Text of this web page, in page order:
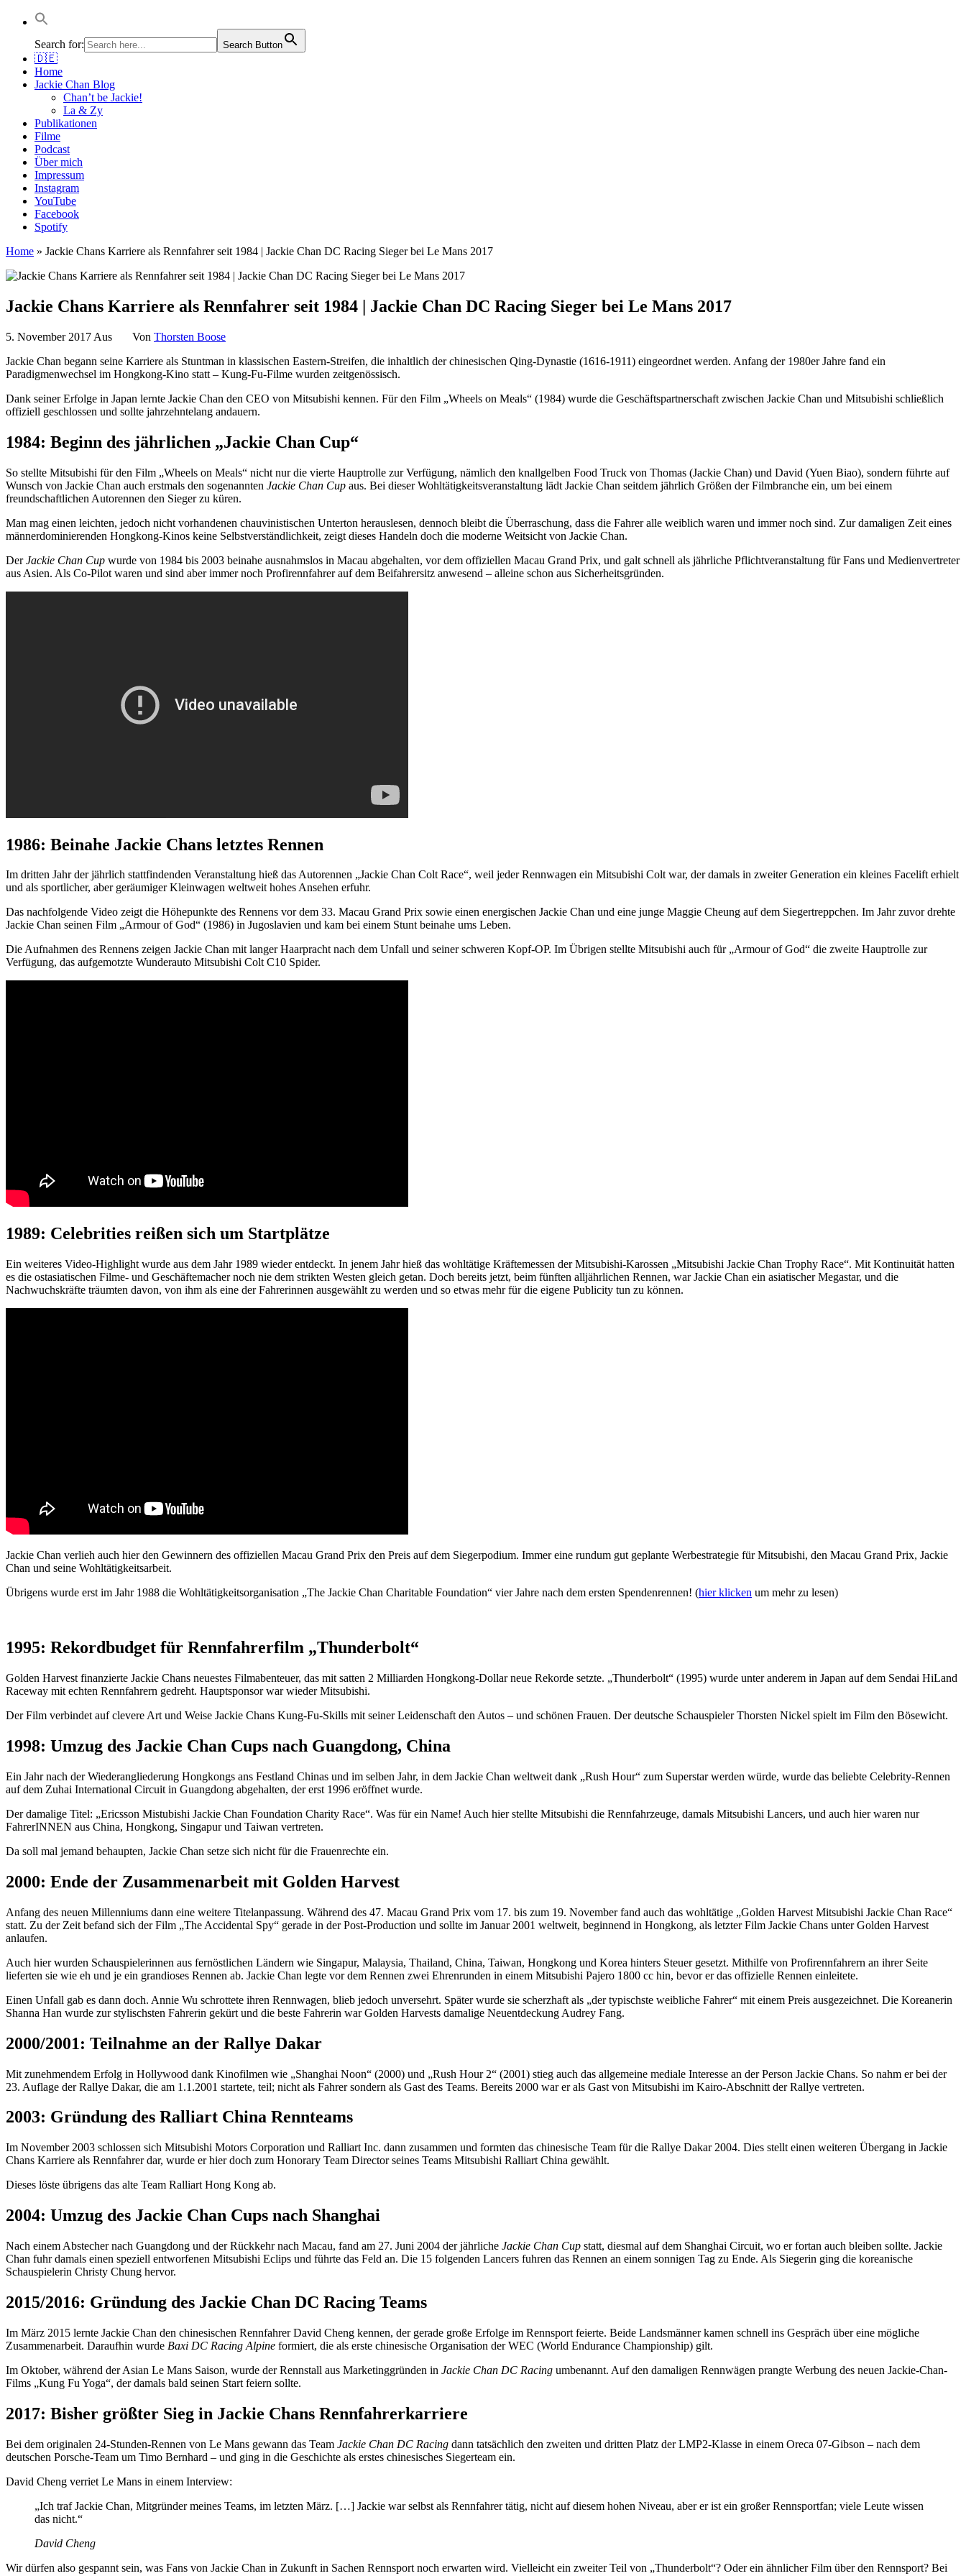
Jackie Chan Deutschland | Thorsten Boose
Autor & Jackie-Chan-Historiker
Search for:
Search Button
🇩🇪
Home
Jackie Chan Blog
Chan’t be Jackie!
La & Zy
Publikationen
Filme
Podcast
Über mich
Impressum
Instagram
YouTube
Facebook
Spotify
Home » Jackie Chans Karriere als Rennfahrer seit 1984 | Jackie Chan DC Racing Sieger bei Le Mans 2017
Jackie Chans Karriere als Rennfahrer seit 1984 | Jackie Chan DC Racing Sieger bei Le Mans 2017
5. November 2017 Aus Von Thorsten Boose
Jackie Chan begann seine Karriere als Stuntman in klassischen Eastern-Streifen, die inhaltlich der chinesischen Qing-Dynastie (1616-1911) eingeordnet werden. Anfang der 1980er Jahre fand ein
Paradigmenwechsel im Hongkong-Kino statt – Kung-Fu-Filme wurden zeitgenössisch.
Dank seiner Erfolge in Japan lernte Jackie Chan den CEO von Mitsubishi kennen. Für den Film „Wheels on Meals“ (1984) wurde die Geschäftspartnerschaft zwischen Jackie Chan und Mitsubishi schließlich
offiziell geschlossen und sollte jahrzehntelang andauern.
1984: Beginn des jährlichen „Jackie Chan Cup“
So stellte Mitsubishi für den Film „Wheels on Meals“ nicht nur die vierte Hauptrolle zur Verfügung, nämlich den knallgelben Food Truck von Thomas (Jackie Chan) und David (Yuen Biao), sondern führte auf
Wunsch von Jackie Chan auch erstmals den sogenannten Jackie Chan Cup aus. Bei dieser Wohltätigkeitsveranstaltung lädt Jackie Chan seitdem jährlich Größen der Filmbranche ein, um bei einem
freundschaftlichen Autorennen den Sieger zu küren.
Man mag einen leichten, jedoch nicht vorhandenen chauvinistischen Unterton herauslesen, dennoch bleibt die Überraschung, dass die Fahrer alle weiblich waren und immer noch sind. Zur damaligen Zeit eines
männerdominierenden Hongkong-Kinos keine Selbstverständlichkeit, zeigt dieses Handeln doch die moderne Weitsicht von Jackie Chan.
DerJackie Chan Cup wurde von 1984 bis 2003 beinahe ausnahmslos in Macau abgehalten, vor dem offiziellen Macau Grand Prix, und galt schnell als jährliche Pflichtveranstaltung für Fans und Medienvertreter
aus Asien. Als Co-Pilot waren und sind aber immer noch Profirennfahrer auf dem Beifahrersitz anwesend – alleine schon aus Sicherheitsgründen.
1986: Beinahe Jackie Chans letztes Rennen
Im dritten Jahr der jährlich stattfindenden Veranstaltung hieß das Autorennen „Jackie Chan Colt Race“, weil jeder Rennwagen ein Mitsubishi Colt war, der damals in zweiter Generation ein kleines Facelift erhielt
und als sportlicher, aber geräumiger Kleinwagen weltweit hohes Ansehen erfuhr.
Das nachfolgende Video zeigt die Höhepunkte des Rennens vor dem 33. Macau Grand Prix sowie einen energischen Jackie Chan und eine junge Maggie Cheung auf dem Siegertreppchen. Im Jahr zuvor drehte
Jackie Chan seinen Film „Armour of God“ (1986) in Jugoslavien und kam bei einem Stunt beinahe ums Leben.
Die Aufnahmen des Rennens zeigen Jackie Chan mit langer Haarpracht nach dem Unfall und seiner schweren Kopf-OP. Im Übrigen stellte Mitsubishi auch für „Armour of God“ die zweite Hauptrolle zur
Verfügung, das aufgemotzte Wunderauto Mitsubishi Colt C10 Spider.
1989: Celebrities reißen sich um Startplätze
Ein weiteres Video-Highlight wurde aus dem Jahr 1989 wieder entdeckt. In jenem Jahr hieß das wohltätige Kräftemessen der Mitsubishi-Karossen „Mitsubishi Jackie Chan Trophy Race“. Mit Kontinuität hatten
es die ostasiatischen Filme- und Geschäftemacher noch nie dem strikten Westen gleich getan. Doch bereits jetzt, beim fünften alljährlichen Rennen, war Jackie Chan ein asiatischer Megastar, und die
Nachwuchskräfte träumten davon, von ihm als eine der Fahrerinnen ausgewählt zu werden und so etwas mehr für die eigene Publicity tun zu können.
Jackie Chan verlieh auch hier den Gewinnern des offiziellen Macau Grand Prix den Preis auf dem Siegerpodium. Immer eine rundum gut geplante Werbestrategie für Mitsubishi, den Macau Grand Prix, Jackie
Chan und seine Wohltätigkeitsarbeit.
Übrigens wurde erst im Jahr 1988 die Wohltätigkeitsorganisation „The Jackie Chan Charitable Foundation“ vier Jahre nach dem ersten Spendenrennen! (hier klicken um mehr zu lesen)
1995: Rekordbudget für Rennfahrerfilm „Thunderbolt“
Golden Harvest finanzierte Jackie Chans neuestes Filmabenteuer, das mit satten 2 Milliarden Hongkong-Dollar neue Rekorde setzte. „Thunderbolt“ (1995) wurde unter anderem in Japan auf dem Sendai HiLand
Raceway mit echten Rennfahrern gedreht. Hauptsponsor war wieder Mitsubishi.
Der Film verbindet auf clevere Art und Weise Jackie Chans Kung-Fu-Skills mit seiner Leidenschaft den Autos – und schönen Frauen. Der deutsche Schauspieler Thorsten Nickel spielt im Film den Bösewicht.
1998: Umzug des Jackie Chan Cups nach Guangdong, China
Ein Jahr nach der Wiederangliederung Hongkongs ans Festland Chinas und im selben Jahr, in dem Jackie Chan weltweit dank „Rush Hour“ zum Superstar werden würde, wurde das beliebte Celebrity-Rennen
auf dem Zuhai International Circuit in Guangdong abgehalten, der erst 1996 eröffnet wurde.
Der damalige Titel: „Ericsson Mistubishi Jackie Chan Foundation Charity Race“. Was für ein Name! Auch hier stellte Mitsubishi die Rennfahrzeuge, damals Mitsubishi Lancers, und auch hier waren nur
FahrerINNEN aus China, Hongkong, Singapur und Taiwan vertreten.
Da soll mal jemand behaupten, Jackie Chan setze sich nicht für die Frauenrechte ein.
2000: Ende der Zusammenarbeit mit Golden Harvest
Anfang des neuen Millenniums dann eine weitere Titelanpassung. Während des 47. Macau Grand Prix vom 17. bis zum 19. November fand auch das wohltätige „Golden Harvest Mitsubishi Jackie Chan Race“
statt. Zu der Zeit befand sich der Film „The Accidental Spy“ gerade in der Post-Production und sollte im Januar 2001 weltweit, beginnend in Hongkong, als letzter Film Jackie Chans unter Golden Harvest
anlaufen.
Auch hier wurden Schauspielerinnen aus fernöstlichen Ländern wie Singapur, Malaysia, Thailand, China, Taiwan, Hongkong und Korea hinters Steuer gesetzt. Mithilfe von Profirennfahrern an ihrer Seite
lieferten sie wie eh und je ein grandioses Rennen ab. Jackie Chan legte vor dem Rennen zwei Ehrenrunden in einem Mitsubishi Pajero 1800 cc hin, bevor er das offizielle Rennen einleitete.
Einen Unfall gab es dann doch. Annie Wu schrottete ihren Rennwagen, blieb jedoch unversehrt. Später wurde sie scherzhaft als „der typischste weibliche Fahrer“ mit einem Preis ausgezeichnet. Die Koreanerin
Shanna Han wurde zur stylischsten Fahrerin gekürt und die beste Fahrerin war Golden Harvests damalige Neuentdeckung Audrey Fang.
2000/2001: Teilnahme an der Rallye Dakar
Mit zunehmendem Erfolg in Hollywood dank Kinofilmen wie „Shanghai Noon“ (2000) und „Rush Hour 2“ (2001) stieg auch das allgemeine mediale Interesse an der Person Jackie Chans. So nahm er bei der
23. Auflage der Rallye Dakar, die am 1.1.2001 startete, teil; nicht als Fahrer sondern als Gast des Teams. Bereits 2000 war er als Gast von Mitsubishi im Kairo-Abschnitt der Rallye vertreten.
2003: Gründung des Ralliart China Rennteams
Im November 2003 schlossen sich Mitsubishi Motors Corporation und Ralliart Inc. dann zusammen und formten das chinesische Team für die Rallye Dakar 2004. Dies stellt einen weiteren Übergang in Jackie
Chans Karriere als Rennfahrer dar, wurde er hier doch zum Honorary Team Director seines Teams Mitsubishi Ralliart China gewählt.
Dieses löste übrigens das alte Team Ralliart Hong Kong ab.
2004: Umzug des Jackie Chan Cups nach Shanghai
Nach einem Abstecher nach Guangdong und der Rückkehr nach Macau, fand am 27. Juni 2004 der jährliche Jackie Chan Cup statt, diesmal auf dem Shanghai Circuit, wo er fortan auch bleiben sollte. Jackie
Chan fuhr damals einen speziell entworfenen Mitsubishi Eclips und führte das Feld an. Die 15 folgenden Lancers fuhren das Rennen an einem sonnigen Tag zu Ende. Als Siegerin ging die koreanische
Schauspielerin Christy Chung hervor.
2015/2016: Gründung des Jackie Chan DC Racing Teams
Im März 2015 lernte Jackie Chan den chinesischen Rennfahrer David Cheng kennen, der gerade große Erfolge im Rennsport feierte. Beide Landsmänner kamen schnell ins Gespräch über eine mögliche
Zusammenarbeit. Daraufhin wurde Baxi DC Racing Alpine formiert, die als erste chinesische Organisation der WEC (World Endurance Championship) gilt.
Im Oktober, während der Asian Le Mans Saison, wurde der Rennstall aus Marketinggründen in Jackie Chan DC Racing umbenannt. Auf den damaligen Rennwägen prangte Werbung des neuen Jackie-Chan-
Films „Kung Fu Yoga“, der damals bald seinen Start feiern sollte.
2017: Bisher größter Sieg in Jackie Chans Rennfahrerkarriere
Bei dem originalen 24-Stunden-Rennen von Le Mans gewann das Team Jackie Chan DC Racing dann tatsächlich den zweiten und dritten Platz der LMP2-Klasse in einem Oreca 07-Gibson – nach dem
deutschen Porsche-Team um Timo Bernhard – und ging in die Geschichte als erstes chinesisches Siegerteam ein.
David Cheng verriet Le Mans in einem Interview:
„Ich traf Jackie Chan, Mitgründer meines Teams, im letzten März. […] Jackie war selbst als Rennfahrer tätig, nicht auf diesem hohen Niveau, aber er ist ein großer Rennsportfan; viele Leute wissen
das nicht.“
David Cheng
Wir dürfen also gespannt sein, was Fans von Jackie Chan in Zukunft in Sachen Rennsport noch erwarten wird. Vielleicht ein zweiter Teil von „Thunderbolt“? Oder ein ähnlicher Film über den Rennsport? Bei